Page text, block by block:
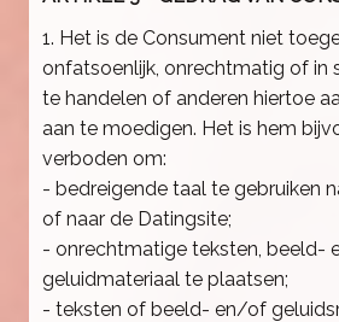
1. Het is de Consument niet
onfatsoenlijk, onrechtmatig of in
te handelen of anderen hiertoe
aan te moedigen. Het is hem
verboden om:
- bedreigende taal te gebruiken
of naar de Datingsite;
- onrechtmatige teksten, beeld-
geluidmateriaal te plaatsen;
- teksten of beeld- en/of